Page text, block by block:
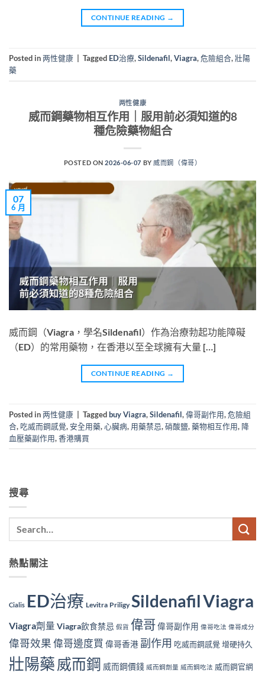
CONTINUE READING →
Posted in两性健康 Tagged ED治療,Sildenafil,Viagra,危險組合,壯陽
藥
两性健康
威而鋼藥物相互作用｜服用前必須知道的8
種危險藥物組合
POSTED ON2026-06-07 BY 威而鋼（偉哥）
07
6 月
威而鋼（Viagra，學名Sildenafil）作為治療勃起功能障礙
（ED）的常用藥物，在香港以至全球擁有大量 […]
CONTINUE READING →
Posted in两性健康 | Taggedbuy Viagra,Sildenafil,偉哥副作用,危險組
合, 吃威而鋼感覺,安全用藥,心臟病, 用藥禁忌,硝酸鹽,藥物相互作用, 降
血壓藥副作用,香港購買
搜尋
熱點關注
Cialis ED治療 Levitra Priligy SildenafilViagra
Viagra劑量 Viagra飲食禁忌 假貨 偉哥偉哥副作用 偉哥吃法 偉哥成分
偉哥效果偉哥邊度買 偉哥香港 副作用 吃威而鋼感覺 增硬持久
壯陽藥 威而鋼 威而鋼價錢 威而鋼劑量 威而鋼吃法 威而鋼官網